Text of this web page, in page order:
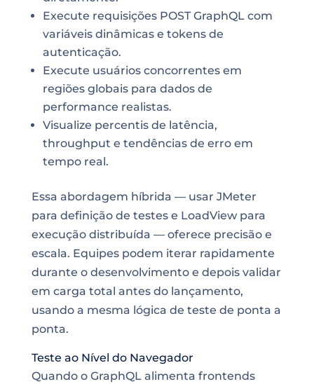
Execute requisições POST GraphQL com
variáveis dinâmicas e tokens de
autenticação.
Execute usuários concorrentes em
regiões globais para dados de
performance realistas.
Visualize percentis de latência,
throughput e tendências de erro em
tempo real.
Essa abordagem híbrida — usar JMeter
para definição de testes e LoadView para
execução distribuída — oferece precisão e
escala. Equipes podem iterar rapidamente
durante o desenvolvimento e depois validar
em carga total antes do lançamento,
usando a mesma lógica de teste de ponta a
ponta.
Teste ao Nível do Navegador
Quando o GraphQL alimenta frontends